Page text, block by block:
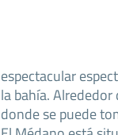
espectacular
la bahía.
donde se puede